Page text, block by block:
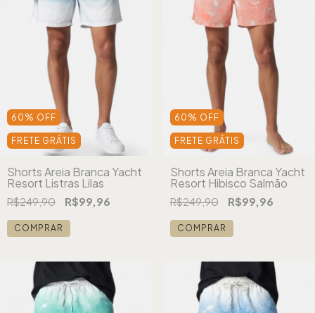
60 % OFF
FRETE GRÁTIS
Shorts Areia Branca Yacht
Resort Listras Lilas
R$249,90 R$99,96
COMPRAR
60 % OFF
FRETE GRÁTIS
Shorts Areia Branca Yacht
Resort Hibisco Salmão
R$249,90 R$99,96
COMPRAR